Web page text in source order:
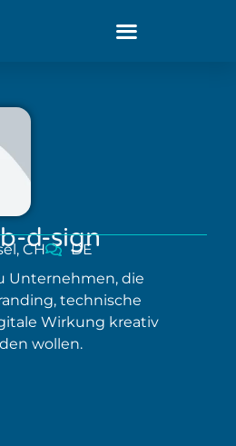
d-sign
CH
DE
Unternehmen, die
technische
Wirkung kreativ
wollen.